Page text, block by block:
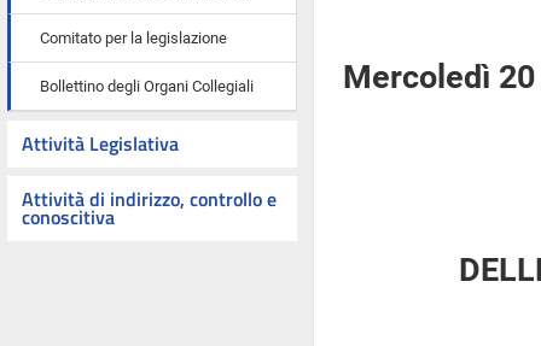
Comitato per la legislazione
Bollettino degli Organi Collegiali
Attività Legislativa
Attività di indirizzo, controllo e
conoscitiva
Mercoledì